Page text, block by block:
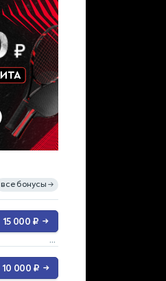
все бонусы →
15 000 ₽ →
...
10 000 ₽ →